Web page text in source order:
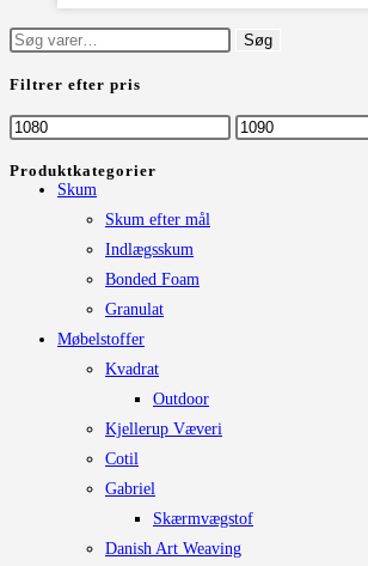
har
flere
Mulighederne
Søg
Søg
Filtrer efter pris
Mindste
Højeste
Produktkategorier
Skum
Skum efter mål
Indlægsskum
Bonded Foam
Granulat
Møbelstoffer
Kvadrat
Outdoor
Kjellerup Væveri
Cotil
Gabriel
Skærmvægstof
Danish Art Weaving